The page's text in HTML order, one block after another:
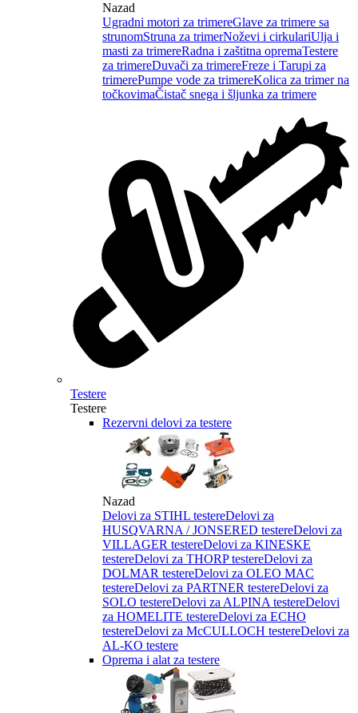
Nazad
Ugradni motori za trimereGlave za trimere sa
strunomStruna za trimerNoževi i cirkulariUlja i
masti za trimereRadna i zaštitna opremaTestere
za trimereDuvači za trimereFreze i Tarupi za
trimerePumpe vode za trimereKolica za trimer na
točkovimaČistač snega i šljunka za trimere
Testere
Testere
Rezervni delovi za testere
Nazad
Delovi za STIHL testereDelovi za
HUSQVARNA / JONSERED testereDelovi za
VILLAGER testereDelovi za KINESKE
testereDelovi za THORP testereDelovi za
DOLMAR testereDelovi za OLEO MAC
testereDelovi za PARTNER testereDelovi za
SOLO testereDelovi za ALPINA testereDelovi
za HOMELITE testereDelovi za ECHO
testereDelovi za McCULLOCH testereDelovi za
AL-KO testere
Oprema i alat za testere